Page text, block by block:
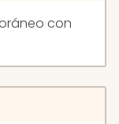
con